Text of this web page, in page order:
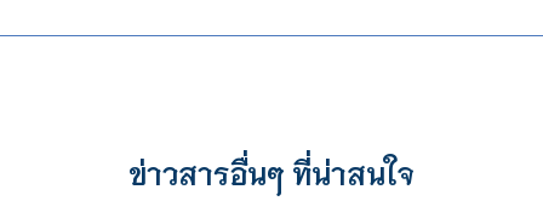
ข่าวสารอื่นๆ ที่น่าสนใจ